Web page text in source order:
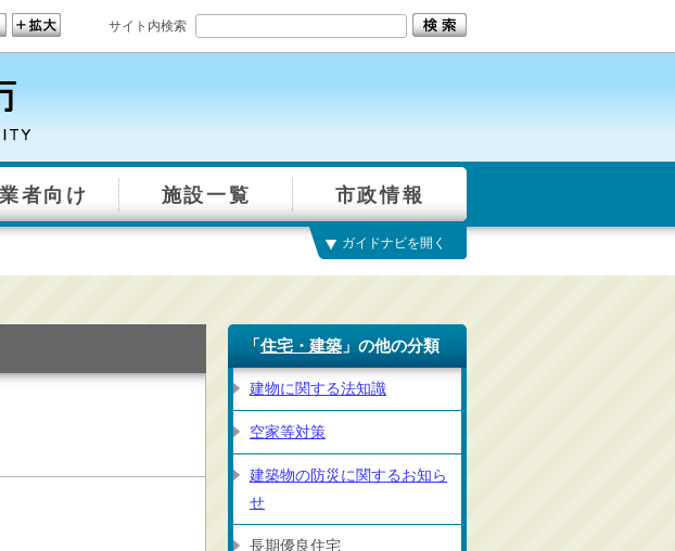
サイト内検索
者向け 施設一覧 市政情報
ガイドナビを開く
「住宅・建築 」の他の分類
建物に関する法知識
空家等対策
建築物の防災に関するお知ら
せ
長期優良住宅